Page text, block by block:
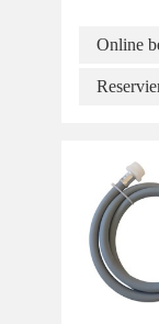
Online